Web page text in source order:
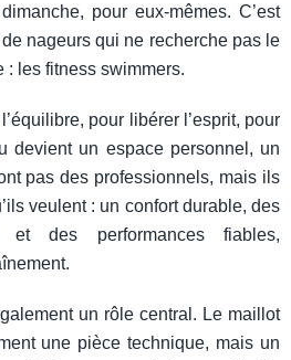
pour eux-mêmes. C’est
nageurs qui ne recherche pas le
: les fitness swimmers.
pour libérer l’esprit, pour
devient un espace personnel, un
pas des professionnels, mais ils
veulent : un confort durable, des
et des performances fiables,
un rôle central. Le maillot
une pièce technique, mais un